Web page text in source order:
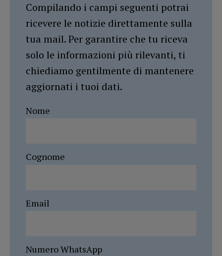
Compilando i campi seguenti potrai
ricevere le notizie direttamente sulla
tua mail. Per garantire che tu riceva
solo le informazioni più rilevanti, ti
chiediamo gentilmente di mantenere
aggiornati i tuoi dati.
Nome
Cognome
Email
Numero WhatsApp